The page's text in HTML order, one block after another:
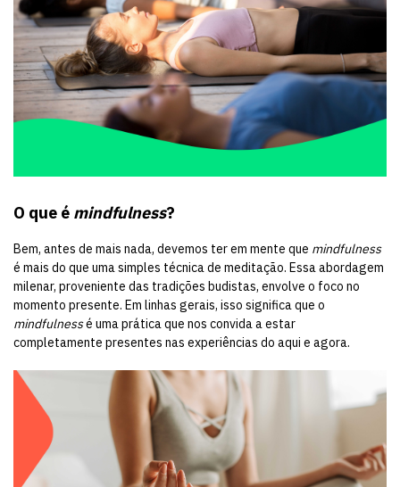
O que é mindfulness?
Bem, antes de mais nada, devemos ter em mente que mindfulness
é mais do que uma simples técnica de meditação. Essa abordagem
milenar, proveniente das tradições budistas, envolve o foco no
momento presente. Em linhas gerais, isso significa que o
mindfulnessé uma prática que nos convida a estar
completamente presentes nas experiências do aqui e agora.